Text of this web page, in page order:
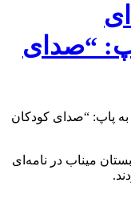
“صدای
میناب در نامه‌ای